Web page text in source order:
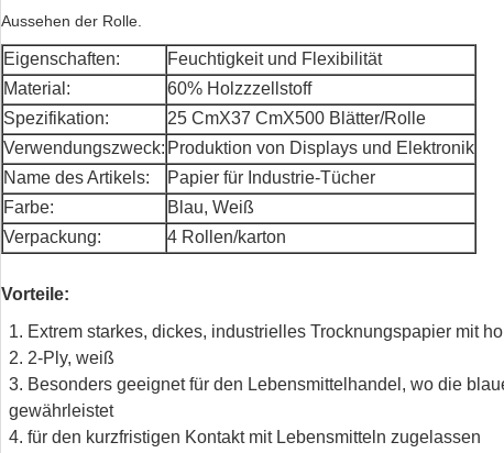
Aussehen der Rolle.
Eigenschaften:
Feuchtigkeit und Flexibilität
Material:
60% Holzzzellstoff
Spezifikation:
25 CmX37 CmX500 Blätter/Rolle
Verwendungszweck: Produktion von Displays und Elektronik
Name des Artikels:
Papier für Industrie-Tücher
Farbe:
Blau, Weiß
Verpackung:
4 Rollen/karton
Vorteile:
1. Extrem starkes, dickes, industrielles Trocknungspapier mit
2. 2-Ply, weiß
3. Besonders geeignet für den Lebensmittelhandel, wo die
gewährleistet
4. für den kurzfristigen Kontakt mit Lebensmitteln zugelassen